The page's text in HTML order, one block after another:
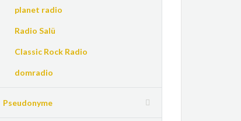
planet radio
Radio Salü
Classic Rock Radio
domradio
Pseudonyme